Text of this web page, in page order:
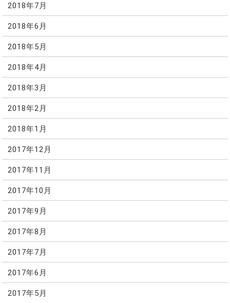
2018年7月
2018年6月
2018年5月
2018年4月
2018年3月
2018年2月
2018年1月
2017年12月
2017年11月
2017年10月
2017年9月
2017年8月
2017年7月
2017年6月
2017年5月